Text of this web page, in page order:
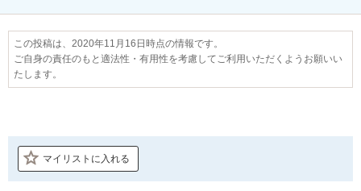
この投稿は、2020年11月16日時点の情報です。
ご自身の責任のもと適法性・有用性を考慮してご利用いただくようお願いい
たします。
マイリストに入れる